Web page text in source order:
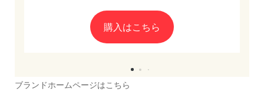
購入はこちら
ブランドホームページはこちら